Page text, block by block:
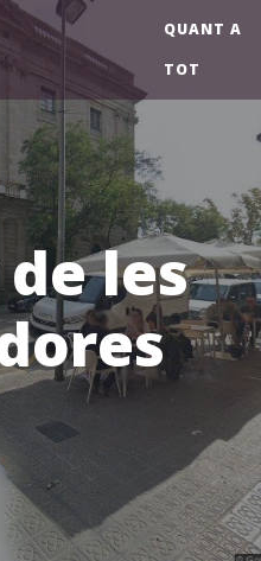
QUANT A
TOT
les